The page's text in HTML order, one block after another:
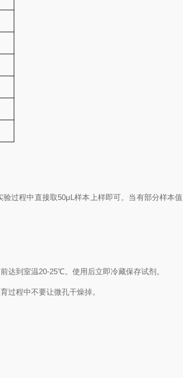
验过程中直接取50μL样本上样即可。当有部分样本
达到室温20-25℃。使用后立即冷藏保存试剂。
过程中不要让微孔干燥掉。